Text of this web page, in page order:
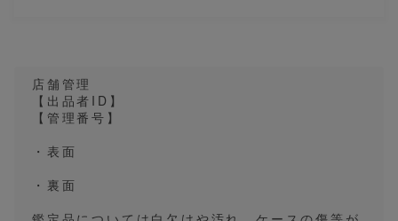
店舗管理
【出品者ID】
【管理番号】
・表面
・裏面